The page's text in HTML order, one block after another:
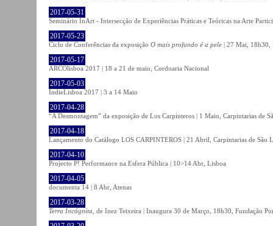
2017-05-31
Seminário InArt - Intersecção de Experiências Práticas e Teóricas na Arte
2017-05-23
Ciclo de Conferências da exposição O mais profundo é a pele | 27 Mai, 18h30,
2017-05-17
ARCOlisboa 2017 | 18 a 21 de maio, Cordoaria Nacional
2017-05-03
IndieLisboa 2017 | 3 a 14 Maio
2017-04-28
“A Desmontagem” da exposição de Los Carpinteros | 1 Maio, Carpintarias de
2017-04-18
Lançamento do Catálogo LOS CARPINTEROS | 21 Abril, Carpintarias de São
2017-04-10
Projecto P! Performance na Esfera Pública | 10>14 Abr, Lisboa
2017-04-05
documenta 14 | 8 Abr, Atenas
2017-03-28
Terra Incógnita , de Inez Teixeira | Inaugura 30 de Março, 18h30, Fundação